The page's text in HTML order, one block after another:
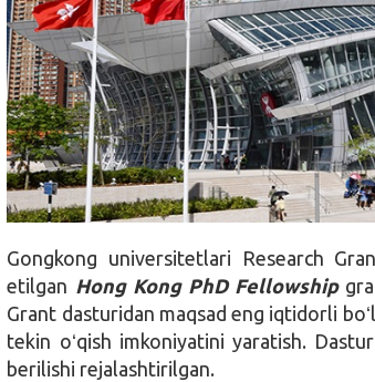
Gongkong universitetlari Research
etilgan Hong Kong PhD Fellowship
Grant dasturidan maqsad eng iqtidorli
tekin oʻqish imkoniyatini yaratish.
berilishi rejalashtirilgan.